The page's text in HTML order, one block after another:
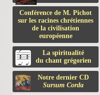
Conférence de M. Pichot
sur les racines chrétiennes
de la civilisation
européenne
La spiritualité
du chant grégorien
Notre dernier CD
Sursum Corda